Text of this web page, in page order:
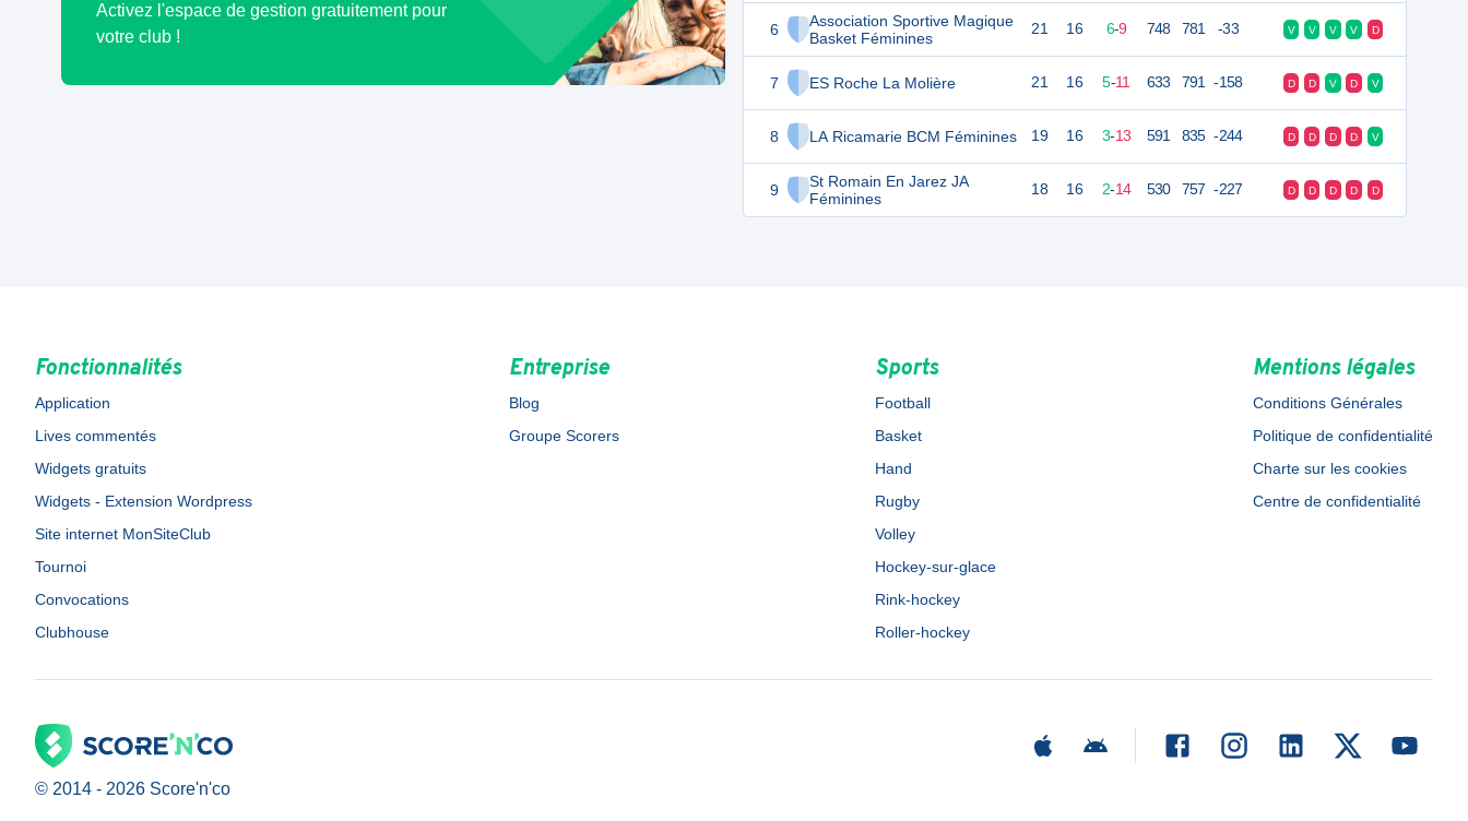
Activez l'espace de gestion gratuitement pour
votre club !
6
Association Sportive Magique
Basket Féminines
7 ES Roche La Molière
8 LA Ricamarie BCM Féminines
9
St Romain En Jarez JA
Féminines
21 16 6-9 748 781 -33 V V V V D
21 16 5-11 633 791 -158 D D V D V
19 16 3-13 591 835 -244 D D D D V
18 16 2-14 530 757 -227 D D D D D
Fonctionnalités
Application
Lives commentés
Widgets gratuits
Widgets - Extension Wordpress
Site internet MonSiteClub
Tournoi
Convocations
Clubhouse
Entreprise
Blog
Groupe Scorers
Sports
Football
Basket
Hand
Rugby
Volley
Hockey-sur-glace
Rink-hockey
Roller-hockey
Mentions légales
Conditions Générales
Politique de confidentialité
Charte sur les cookies
Centre de confidentialité
© 2014 - 2026 Score'n'co